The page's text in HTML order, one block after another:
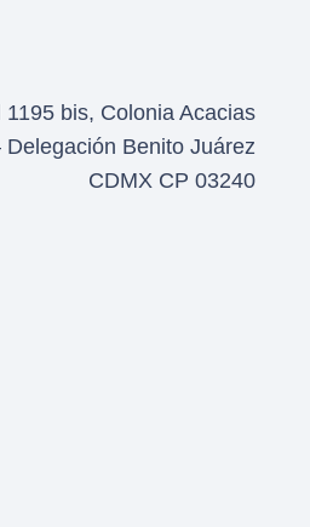
bis, Colonia Acacias
Delegación Benito Juárez
CDMX CP 03240